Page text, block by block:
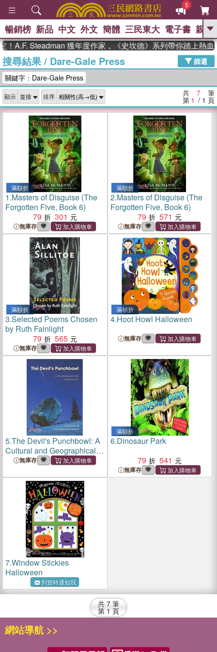
5
GO
熱搜： 東野圭吾 高希均教授回憶錄
、 The Odyssey 、 父親節 、 如果歷
獎 臺灣漫遊錄 、 方念華 、 台灣的李
登輝時代
數學女孩：黎曼猜想 、
偉大的迷走神經
暢銷榜 新品 中文 外文 簡體 三民東大 電子書 親子
A.F. Steadman 獲年度作家，《史坎德》系列帶你踏上熱血
搜尋結果/ Dare-Gale Press
篩選
關鍵字：Dare-Gale Press
顯示 排序 共 7 筆
第 1 / 1 頁
滿額折
1.Masters of Disguise (The
Forgotten Five, Book 6)
79
301
無庫存
滿額折
2.Masters of Disguise (The
Forgotten Five, Book 6)
79
571
無庫存
滿額折
3.Selected Poems Chosen
by Ruth Fainlight
79
565
無庫存
滿額折
4.Hoot Howl Halloween
無庫存
5.The Devil's Punchbowl: A
Cultural and Geographical
Map of California Today
無庫存
滿額折
6.Dinosaur Park
79
541
無庫存
7.Window Stickies
Halloween
到貨時通知我
共 7 筆
第 1 頁
網站導航 >>